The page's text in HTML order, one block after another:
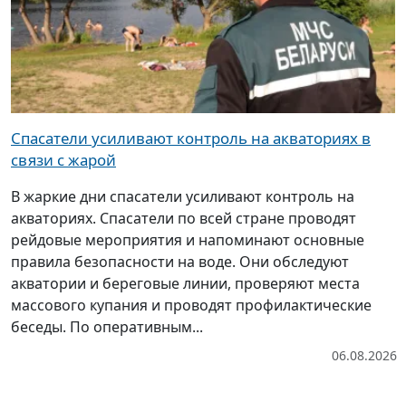
Спасатели усиливают контроль на акваториях в
связи с жарой
В жаркие дни спасатели усиливают контроль на
акваториях. Спасатели по всей стране проводят
рейдовые мероприятия и напоминают основные
правила безопасности на воде. Они обследуют
акватории и береговые линии, проверяют места
массового купания и проводят профилактические
беседы. По оперативным...
06.08.2026